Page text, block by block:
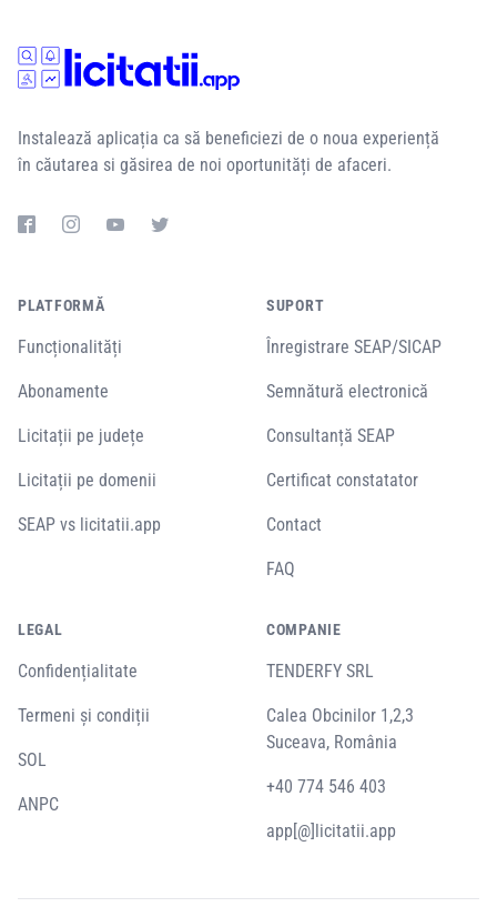
Instalează aplicația ca să beneficiezi de o noua experiență
în căutarea si găsirea de noi oportunități de afaceri.
PLATFORMĂ
Funcționalități
Abonamente
Licitații pe județe
Licitații pe domenii
SEAP vs licitatii.app
SUPORT
Înregistrare SEAP/SICAP
Semnătură electronică
Consultanță SEAP
Certificat constatator
Contact
FAQ
LEGAL
Confidențialitate
Termeni și condiții
SOL
ANPC
COMPANIE
TENDERFY SRL
Calea Obcinilor 1,2,3
Suceava, România
+40 774 546 403
app[@]licitatii.app